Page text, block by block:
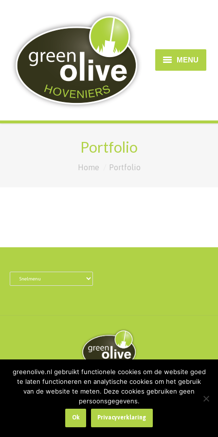
MENU
Home
Portfolio
Home Portfolio
Copyright Green Olive | All rights reserved
Privacyverklaring
greenolive.nl gebruikt functionele cookies om de website goed
te laten functioneren en analytische cookies om het gebruik
van de website te meten. Deze cookies gebruiken geen
persoonsgegevens.
Ok Privacyverklaring